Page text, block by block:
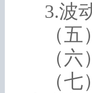
3.波
（五
（六
（七